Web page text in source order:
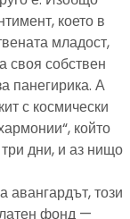
което в
младост,
своя собствен
панегирика. А
с космически
който
дни, и аз нищо
авангардът, този
фонд —